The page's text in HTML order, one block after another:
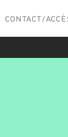
CONTACT/